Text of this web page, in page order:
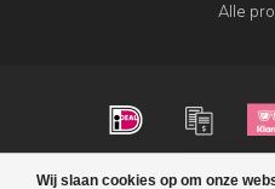
Wij slaan cookies op om onze
Alle
© Copyright